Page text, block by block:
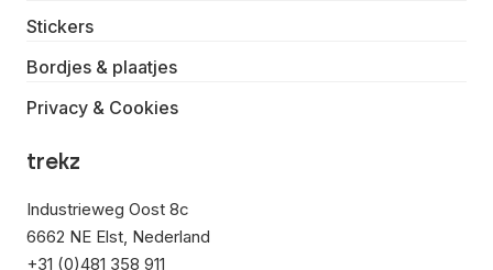
Stickers
Bordjes & plaatjes
Privacy & Cookies
trekz
Industrieweg Oost 8c
6662 NE Elst, Nederland
+31 (0)481 358 911